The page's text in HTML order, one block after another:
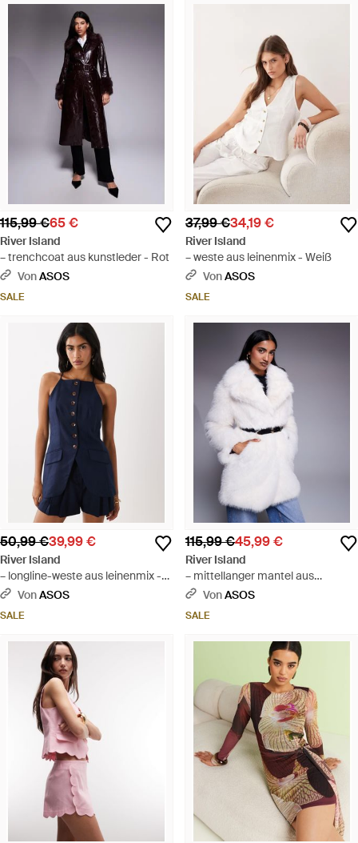
115,99 €65 €
River Island
– trenchcoat aus kunstleder - Rot
VonASOS
SALE
37,99 €34,19 €
River Island
– weste aus leinenmix - Weiß
VonASOS
SALE
50,99 €39,99 €
River Island
– longline-weste aus leinenmix -
BlauVonASOS
SALE
115,99 €45,99 €
River Island
– mittellanger mantel aus
kunstpelz - Grau
VonASOS
SALE